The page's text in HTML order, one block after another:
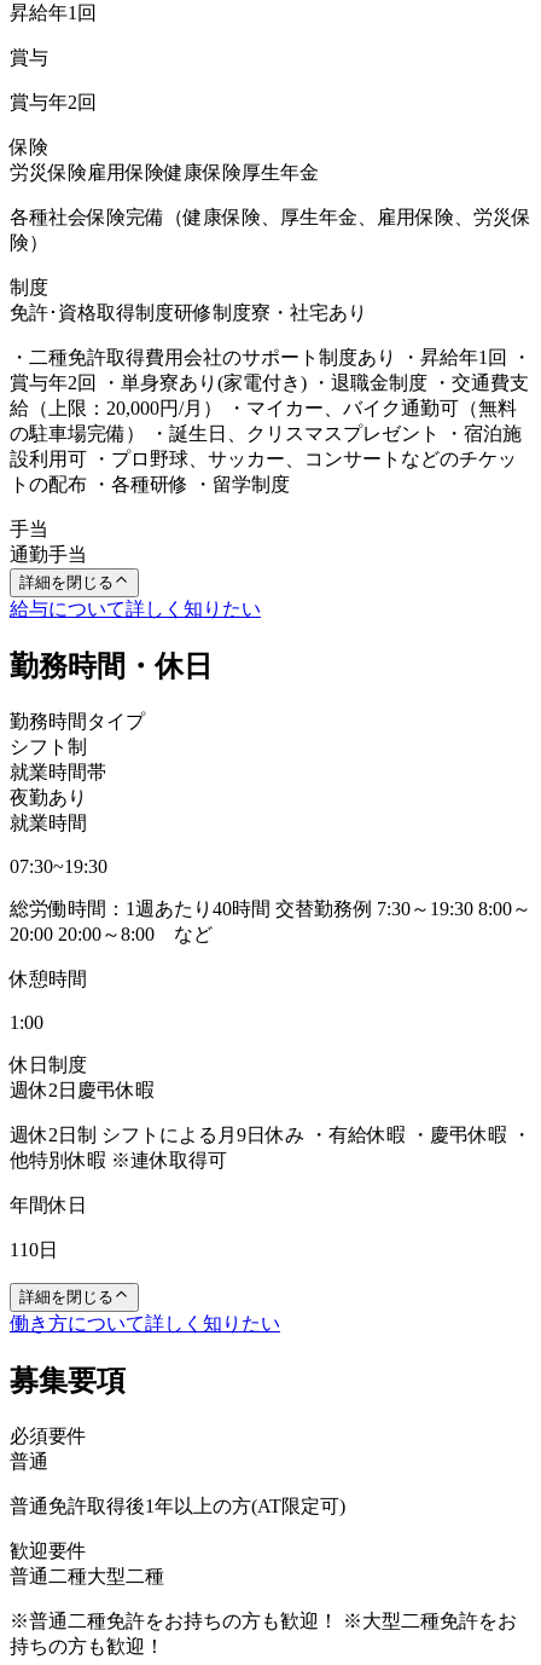
昇給年1回
賞与
賞与年2回
保険
労災保険雇用保険健康保険厚生年金
各種社会保険完備（健康保険、厚生年金、雇用保険、労災保
険）
制度
免許･資格取得制度研修制度寮・社宅あり
・二種免許取得費用会社のサポート制度あり ・昇給年1回 ・
賞与年2回 ・単身寮あり(家電付き) ・退職金制度 ・交通費支
給（上限：20,000円/月） ・マイカー、バイク通勤可（無料
の駐車場完備） ・誕生日、クリスマスプレゼント ・宿泊施
設利用可 ・プロ野球、サッカー、コンサートなどのチケッ
トの配布 ・各種研修 ・留学制度
手当
通勤手当
詳細を閉じる
給与について詳しく知りたい
勤務時間・休日
勤務時間タイプ
シフト制
就業時間帯
夜勤あり
就業時間
07:30~19:30
総労働時間：1週あたり40時間 交替勤務例 7:30～19:30 8:00～
20:00 20:00～8:00 など
休憩時間
1:00
休日制度
週休2日 慶弔休暇
週休2日制 シフトによる月9日休み ・有給休暇 ・慶弔休暇 ・
他特別休暇 ※連休取得可
年間休日
110日
詳細を閉じる
働き方について詳しく知りたい
募集要項
必須要件
普通
普通免許取得後1年以上の方(AT限定可)
歓迎要件
普通二種大型二種
※普通二種免許をお持ちの方も歓迎！ ※大型二種免許をお
持ちの方も歓迎！